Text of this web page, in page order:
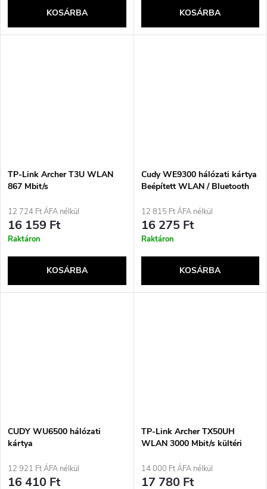
KOSÁRBA KOSÁRBA
TP-Link Archer T3U WLAN
867 Mbit/s
12 724 Ft ÁFA nélkül
16 159 Ft
Raktáron
KOSÁRBA
Cudy WE9300 hálózati kártya
Beépített WLAN / Bluetooth
12 815 Ft ÁFA nélkül
16 275 Ft
Raktáron
KOSÁRBA
CUDY WU6500 hálózati
kártya
12 921 Ft ÁFA nélkül
16 410 Ft
TP-Link Archer TX50UH
WLAN 3000 Mbit/s kültéri
14 000 Ft ÁFA nélkül
17 780 Ft